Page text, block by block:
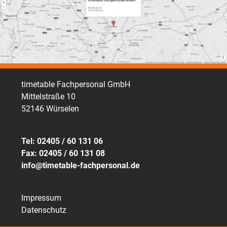
timetable Fachpersonal GmbH
Mittelstraße 10
52146 Würselen
Tel: 02405 / 60 131 06
Fax: 02405 / 60 131 08
info@timetable-fachpersonal.de
Impressum
Datenschutz